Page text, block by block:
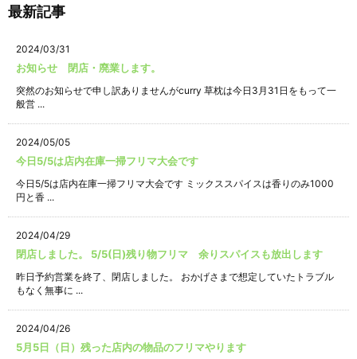
最新記事
2024/03/31
お知らせ 閉店・廃業します。
突然のお知らせで申し訳ありませんがcurry 草枕は今日3月31日をもって一
般営 ...
2024/05/05
今日5/5は店内在庫一掃フリマ大会です
今日5/5は店内在庫一掃フリマ大会です ミックススパイスは香りのみ1000
円と香 ...
2024/04/29
閉店しました。 5/5(日)残り物フリマ 余りスパイスも放出します
昨日予約営業を終了、閉店しました。 おかげさまで想定していたトラブル
もなく無事に ...
2024/04/26
5月5日（日）残った店内の物品のフリマやります